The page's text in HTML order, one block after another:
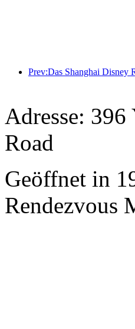
Adresse:
Road
Geöffnet in
Rendezvous